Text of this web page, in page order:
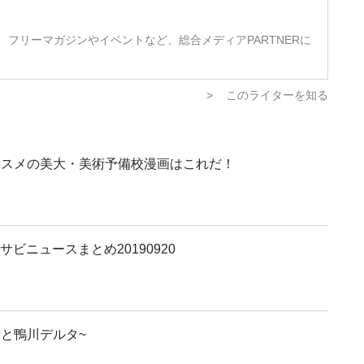
リーマガジンやイベントなど、総合メディアPARTNERに
> このライターを知る
メの美大・美術予備校漫画はこれだ！
ビニュースまとめ20190920
鴨川デルタ~